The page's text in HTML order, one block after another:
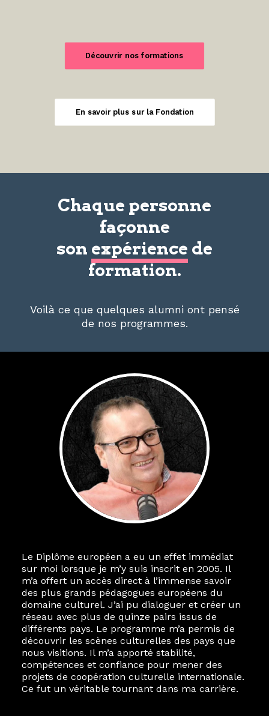
Découvrir nos formations
En savoir plus sur la Fondation
Chaque personne
façonne
son expérience de
formation.
Voilà ce que quelques alumni ont pensé
de nos programmes.
Le Diplôme européen a eu un effet immédiat
sur moi lorsque je m’y suis inscrit en 2005. Il
m’a offert un accès direct à l’immense savoir
des plus grands pédagogues européens du
domaine culturel. J’ai pu dialoguer et créer un
réseau avec plus de quinze pairs issus de
différents pays. Le programme m’a permis de
découvrir les scènes culturelles des pays que
nous visitions. Il m’a apporté stabilité,
compétences et confiance pour mener des
projets de coopération culturelle internationale.
Ce fut un véritable tournant dans ma carrière.